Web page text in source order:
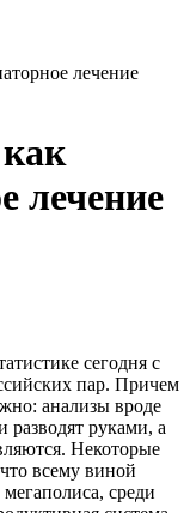
лечение
лечение
сегодня с
пар. Причем
анализы вроде
руками, а
Некоторые
всему виной
среди